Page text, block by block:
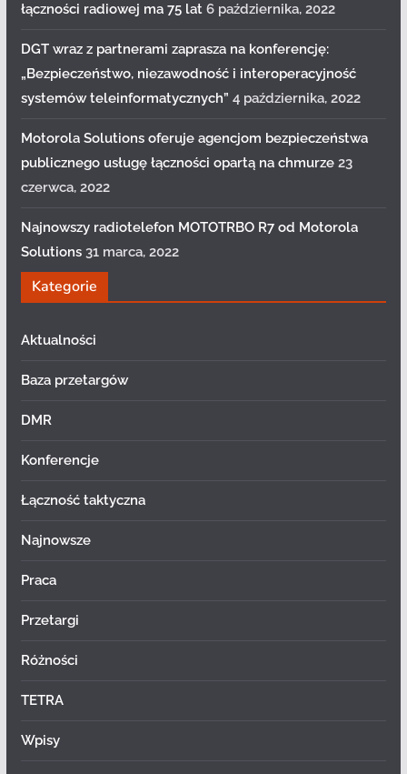
łączności radiowej ma 75 lat 6 października, 2022
DGT wraz z partnerami zaprasza na konferencję:
„Bezpieczeństwo, niezawodność i interoperacyjność
systemów teleinformatycznych” 4 października, 2022
Motorola Solutions oferuje agencjom bezpieczeństwa
publicznego usługę łączności opartą na chmurze 23
czerwca, 2022
Najnowszy radiotelefon MOTOTRBO R7 od Motorola
Solutions 31 marca, 2022
Kategorie
Aktualności
Baza przetargów
DMR
Konferencje
Łączność taktyczna
Najnowsze
Praca
Przetargi
Różności
TETRA
Wpisy